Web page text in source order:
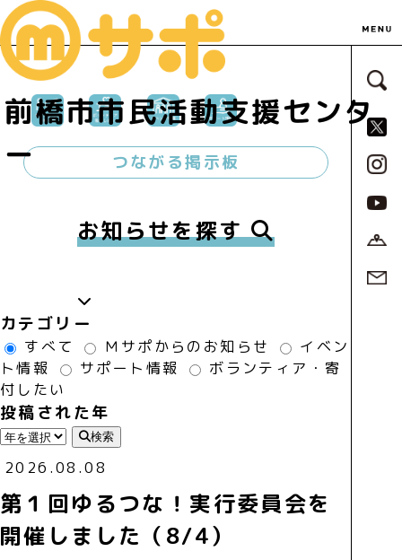
前橋市市民活動支援センタ
ー
サ
つながる掲示板
お知らせを探す
カテゴリー
すべて Ｍサポからのお知らせ
イベン
ト情報
サポート情報
ボランティア・寄
付したい
投稿された年
検索
2026.08.08
第１回ゆるつな！実行委員会を
開催しました（8/4）